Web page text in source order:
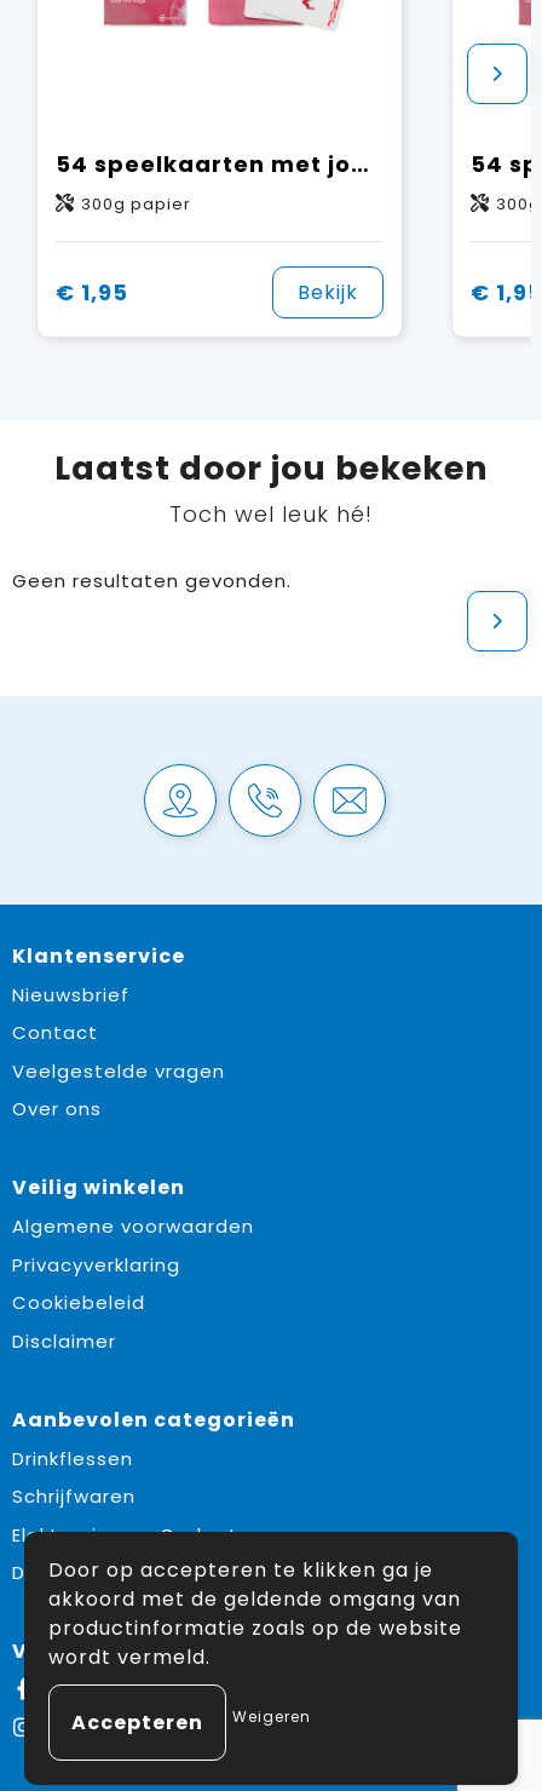
54 speelkaarten met jouw design aan één zijde
300g papier
€ 1,95 Bekijk € 1,95
Laatst door jou bekeken
Toch wel leuk hé!
Geen resultaten gevonden.
Klantenservice
Nieuwsbrief
Contact
Veelgestelde vragen
Over ons
Veilig winkelen
Algemene voorwaarden
Privacyverklaring
Cookiebeleid
Disclaimer
Aanbevolen categorieën
Drinkflessen
Schrijfwaren
Elektronica en Gadgets
Draagtassen
Volg ons op:
Facebook
Instagram
Door op accepteren te klikken ga je
akkoord met de geldende omgang van
productinformatie zoals op de website
wordt vermeld.
Weigeren